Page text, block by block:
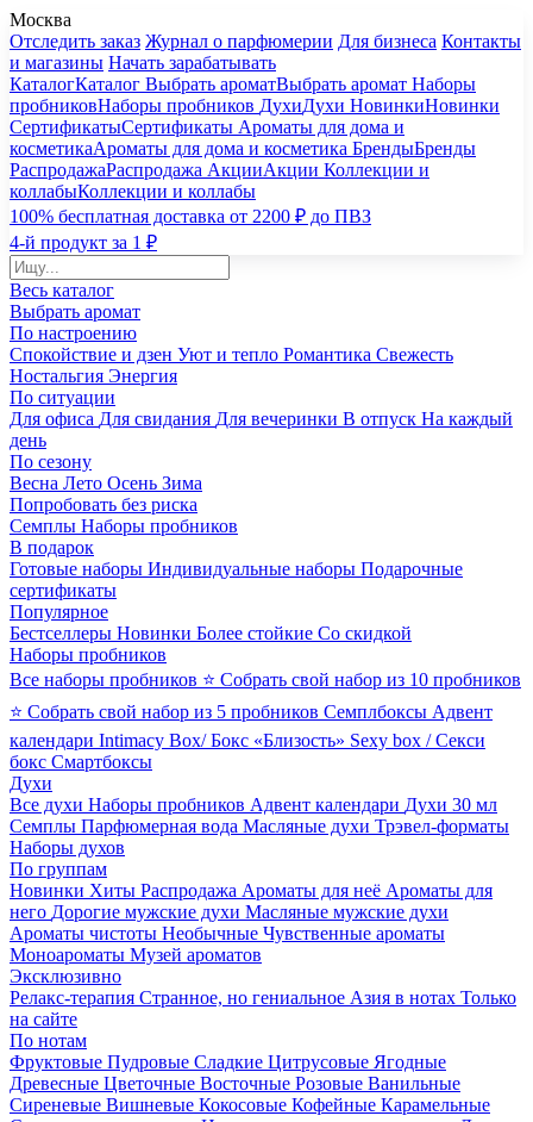
Москва
Отследить заказ Журнал о парфюмерии Для бизнеса Контакты
и магазины Начать зарабатывать
КаталогКаталог Выбрать ароматВыбрать аромат Наборы
пробниковНаборы пробников ДухиДухи НовинкиНовинки
СертификатыСертификаты Ароматы для дома и
косметикаАроматы для дома и косметика БрендыБренды
РаспродажаРаспродажа АкцииАкции Коллекции и
коллабыКоллекции и коллабы
100% бесплатная доставка от 2200 ₽ до ПВЗ
4-й продукт за 1 ₽
Весь каталог
Выбрать аромат
По настроению
Спокойствие и дзен Уют и тепло Романтика Свежесть
Ностальгия Энергия
По ситуации
Для офиса Для свидания Для вечеринки В отпуск На каждый
день
По сезону
Весна Лето Осень Зима
Попробовать без риска
Семплы Наборы пробников
В подарок
Готовые наборы Индивидуальные наборы Подарочные
сертификаты
Популярное
Бестселлеры Новинки Более стойкие Со скидкой
Наборы пробников
Все наборы пробников ⭐ Собрать свой набор из 10 пробников
⭐ Собрать свой набор из 5 пробников Семплбоксы Адвент
календари Intimacy Box/ Бокс «Близость» Sexy box / Секси
бокс Смартбоксы
Духи
Все духи Наборы пробников Адвент календари Духи 30 мл
Семплы Парфюмерная вода Масляные духи Трэвел-форматы
Наборы духов
По группам
Новинки Хиты Распродажа Ароматы для неё Ароматы для
него Дорогие мужские духи Масляные мужские духи
Ароматы чистоты Необычные Чувственные ароматы
Моноароматы Музей ароматов
Эксклюзивно
Релакс-терапия Странное, но гениальное Азия в нотах Только
на сайте
По нотам
Фруктовые Пудровые Сладкие Цитрусовые Ягодные
Древесные Цветочные Восточные Розовые Ванильные
Сиреневые Вишневые Кокосовые Кофейные Карамельные